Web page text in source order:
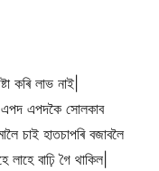
কৰি লাভ নাই|
এপদ এপদকৈ সোলকাব
চাই হাতচাপৰি বজাবলৈ
লাহে বাঢ়ি গৈ থাকিল|